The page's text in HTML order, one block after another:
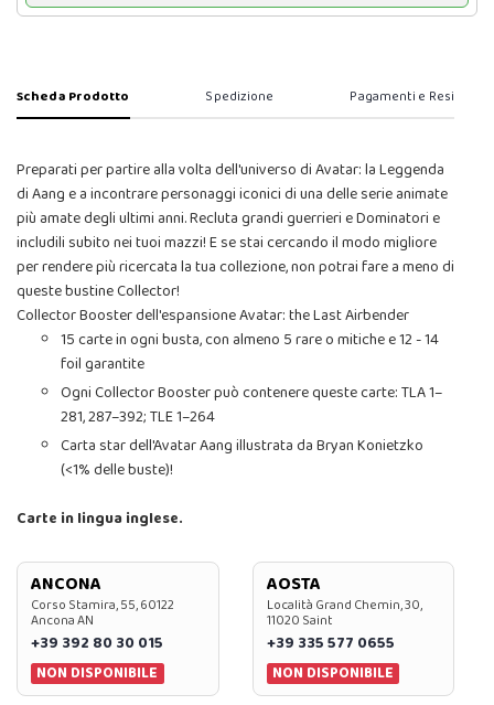
Scheda Prodotto Spedizione Pagamenti e Resi
Preparati per partire alla volta dell'universo di Avatar: la Leggenda
di Aang e a incontrare personaggi iconici di una delle serie animate
più amate degli ultimi anni. Recluta grandi guerrieri e Dominatori e
includili subito nei tuoi mazzi! E se stai cercando il modo migliore
per rendere più ricercata la tua collezione, non potrai fare a meno di
queste bustine Collector!
Collector Booster dell'espansione Avatar: the Last Airbender
15 carte in ogni busta, con almeno 5 rare o mitiche e 12 - 14
foil garantite
Ogni Collector Booster può contenere queste carte: TLA 1–
281, 287–392; TLE 1–264
Carta star dell'Avatar Aang illustrata da Bryan Konietzko
(<1% delle buste)!
Carte in lingua inglese.
ANCONA
Corso Stamira, 55, 60122
Ancona AN
+39 392 80 30 015
NON DISPONIBILE
AOSTA
Località Grand Chemin, 30,
11020 Saint
+39 335 577 0655
NON DISPONIBILE